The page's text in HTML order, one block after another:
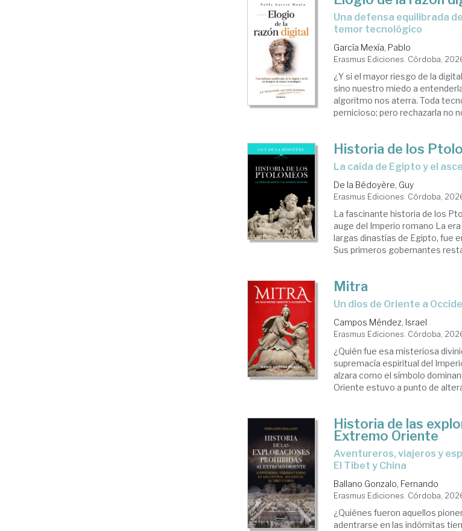
Una defensa equilibrada de lo digital y la IA en tiempos de
temor tecnológico
García Mexía, Pablo
Erasmus Ediciones. Córdoba,
¿Y si el mayor riesgo de la
sino nuestro miedo a
algoritmo nos aterra. Toda
pernicioso; pero rechazarla no
Historia de los
La caída de Egipto y el
De la Bédoyère, Guy
Erasmus Ediciones. Córdoba,
La fascinante historia de los
auge del Imperio romano La
largas dinastías de Egipto, fue
Sus primeros gobernantes
Mitra
Un dios de Oriente a
Campos Méndez, Israel
Erasmus Ediciones. Córdoba,
¿Quién fue esa misteriosa
supremacía espiritual del
alzara como el símbolo
Oriente estuvo a punto de
Historia de las
Extremo Oriente
Aventureros, viajeros y espías en Asia central, Afganistán,
El Tíbet y China
Ballano Gonzalo, Fernando
Erasmus Ediciones. Córdoba,
¿Quiénes fueron aquellos
adentrarse en las indómitas